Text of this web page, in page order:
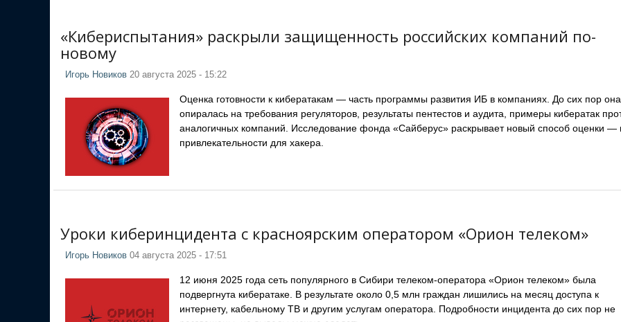
«Кибериспытания» раскрыли защищенность российских компаний по-
новому
Игорь Новиков 20 августа 2025 - 15:22
Оценка готовности к кибератакам — часть программы развития ИБ в компаниях. До сих пор она
опиралась на требования регуляторов, результаты пентестов и аудита, примеры кибератак
аналогичных компаний. Исследование фонда «Сайберус» раскрывает новый способ оценки —
привлекательности для хакера.
Уроки киберинцидента с красноярским оператором «Орион телеком»
Игорь Новиков 04 августа 2025 - 17:51
12 июня 2025 года сеть популярного в Сибири телеком-оператора «Орион телеком» была
подвергнута кибератаке. В результате около 0,5 млн граждан лишились на месяц доступа к
интернету, кабельному ТВ и другим услугам оператора. Подробности инцидента до сих пор не